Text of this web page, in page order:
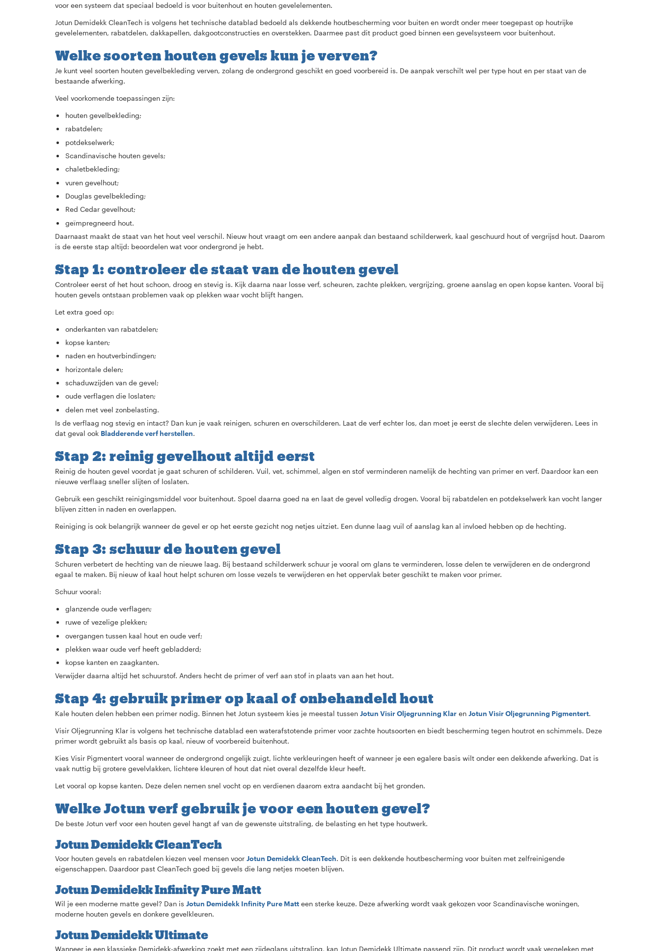
voor een systeem dat speciaal bedoeld is voor buitenhout en houten gevelelementen.
Jotun Demidekk CleanTech is volgens het technische datablad bedoeld als dekkende houtbescherming voor buiten en wordt onder meer toegepast op houtrijke
gevelelementen, rabatdelen, dakkapellen, dakgootconstructies en overstekken. Daarmee past dit product goed binnen een gevelsysteem voor buitenhout.
Welke soorten houten gevels kun je verven?
Je kunt veel soorten houten gevelbekleding verven, zolang de ondergrond geschikt en goed voorbereid is. De aanpak verschilt wel per type hout en per staat van de
bestaande afwerking.
Veel voorkomende toepassingen zijn:
houten gevelbekleding;
rabatdelen;
potdekselwerk;
Scandinavische houten gevels;
chaletbekleding;
vuren gevelhout;
Douglas gevelbekleding;
Red Cedar gevelhout;
geïmpregneerd hout.
Daarnaast maakt de staat van het hout veel verschil. Nieuw hout vraagt om een andere aanpak dan bestaand schilderwerk, kaal geschuurd hout of vergrijsd hout. Daarom
is de eerste stap altijd: beoordelen wat voor ondergrond je hebt.
Stap 1: controleer de staat van de houten gevel
Controleer eerst of het hout schoon, droog en stevig is. Kijk daarna naar losse verf, scheuren, zachte plekken, vergrijzing, groene aanslag en open kopse kanten. Vooral bij
houten gevels ontstaan problemen vaak op plekken waar vocht blijft hangen.
Let extra goed op:
onderkanten van rabatdelen;
kopse kanten;
naden en houtverbindingen;
horizontale delen;
schaduwzijden van de gevel;
oude verflagen die loslaten;
delen met veel zonbelasting.
Is de verflaag nog stevig en intact? Dan kun je vaak reinigen, schuren en overschilderen. Laat de verf echter los, dan moet je eerst de slechte delen verwijderen. Lees in
dat geval ook Bladderende verf herstellen.
Stap 2: reinig gevelhout altijd eerst
Reinig de houten gevel voordat je gaat schuren of schilderen. Vuil, vet, schimmel, algen en stof verminderen namelijk de hechting van primer en verf. Daardoor kan een
nieuwe verflaag sneller slijten of loslaten.
Gebruik een geschikt reinigingsmiddel voor buitenhout. Spoel daarna goed na en laat de gevel volledig drogen. Vooral bij rabatdelen en potdekselwerk kan vocht langer
blijven zitten in naden en overlappen.
Reiniging is ook belangrijk wanneer de gevel er op het eerste gezicht nog netjes uitziet. Een dunne laag vuil of aanslag kan al invloed hebben op de hechting.
Stap 3: schuur de houten gevel
Schuren verbetert de hechting van de nieuwe laag. Bij bestaand schilderwerk schuur je vooral om glans te verminderen, losse delen te verwijderen en de ondergrond
egaal te maken. Bij nieuw of kaal hout helpt schuren om losse vezels te verwijderen en het oppervlak beter geschikt te maken voor primer.
Schuur vooral:
glanzende oude verflagen;
ruwe of vezelige plekken;
overgangen tussen kaal hout en oude verf;
plekken waar oude verf heeft gebladderd;
kopse kanten en zaagkanten.
Verwijder daarna altijd het schuurstof. Anders hecht de primer of verf aan stof in plaats van aan het hout.
Stap 4: gebruik primer op kaal of onbehandeld hout
Kale houten delen hebben een primer nodig. Binnen het Jotun systeem kies je meestal tussen Jotun Visir Oljegrunning Klar en Jotun Visir Oljegrunning Pigmentert.
Visir Oljegrunning Klar is volgens het technische datablad een waterafstotende primer voor zachte houtsoorten en biedt bescherming tegen houtrot en schimmels. Deze
primer wordt gebruikt als basis op kaal, nieuw of voorbereid buitenhout.
Kies Visir Pigmentert vooral wanneer de ondergrond ongelijk zuigt, lichte verkleuringen heeft of wanneer je een egalere basis wilt onder een dekkende afwerking. Dat is
vaak nuttig bij grotere gevelvlakken, lichtere kleuren of hout dat niet overal dezelfde kleur heeft.
Let vooral op kopse kanten. Deze delen nemen snel vocht op en verdienen daarom extra aandacht bij het gronden.
Welke Jotun verf gebruik je voor een houten gevel?
De beste Jotun verf voor een houten gevel hangt af van de gewenste uitstraling, de belasting en het type houtwerk.
Jotun Demidekk CleanTech
Voor houten gevels en rabatdelen kiezen veel mensen voor Jotun Demidekk CleanTech. Dit is een dekkende houtbescherming voor buiten met zelfreinigende
eigenschappen. Daardoor past CleanTech goed bij gevels die lang netjes moeten blijven.
Jotun Demidekk Infinity Pure Matt
Wil je een moderne matte gevel? Dan is Jotun Demidekk Infinity Pure Matt een sterke keuze. Deze afwerking wordt vaak gekozen voor Scandinavische woningen,
moderne houten gevels en donkere gevelkleuren.
Jotun Demidekk Ultimate
Wanneer je een klassieke Demidekk-afwerking zoekt met een zijdeglans uitstraling, kan Jotun Demidekk Ultimate passend zijn. Dit product wordt vaak vergeleken met